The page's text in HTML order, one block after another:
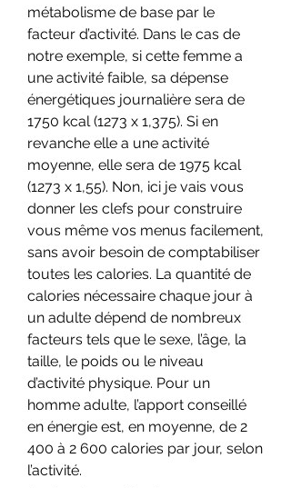
métabolisme de base par le
facteur d’activité. Dans le cas de
notre exemple, si cette femme a
une activité faible, sa dépense
énergétiques journalière sera de
1750 kcal (1273 x 1,375). Si en
revanche elle a une activité
moyenne, elle sera de 1975 kcal
(1273 x 1,55). Non, ici je vais vous
donner les clefs pour construire
vous même vos menus facilement,
sans avoir besoin de comptabiliser
toutes les calories. La quantité de
calories nécessaire chaque jour à
un adulte dépend de nombreux
facteurs tels que le sexe, l’âge, la
taille, le poids ou le niveau
d’activité physique. Pour un
homme adulte, l’apport conseillé
en énergie est, en moyenne, de 2
400 à 2 600 calories par jour, selon
l’activité.